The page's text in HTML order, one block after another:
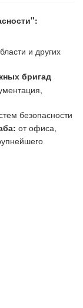
и других
бригад
безопасности
от офиса,